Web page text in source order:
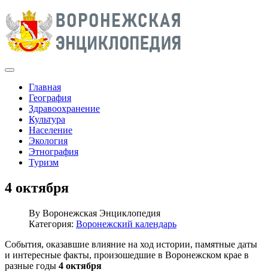
Главная
География
Здравоохранение
Культура
Население
Экология
Этнография
Туризм
4 октября
By Воронежская Энциклопедия
Категория: Воронежский календарь
События, оказавшие влияние на ход истории, памятные даты
и интересные факты, произошедшие в Воронежском крае в
разные годы 4 октября